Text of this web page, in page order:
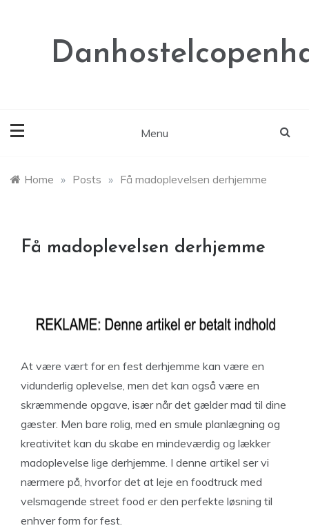
Menu
Home » Posts » Få madoplevelsen derhjemme
Få madoplevelsen derhjemme
At være vært for en fest derhjemme kan være en
vidunderlig oplevelse, men det kan også være en
skræmmende opgave, især når det gælder mad til dine
gæster. Men bare rolig, med en smule planlægning og
kreativitet kan du skabe en mindeværdig og lækker
madoplevelse lige derhjemme. I denne artikel ser vi
nærmere på, hvorfor det at leje en foodtruck med
velsmagende street food er den perfekte løsning til
enhver form for fest.